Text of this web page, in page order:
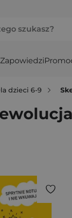
Zapowiedzi
dzieci 6-9